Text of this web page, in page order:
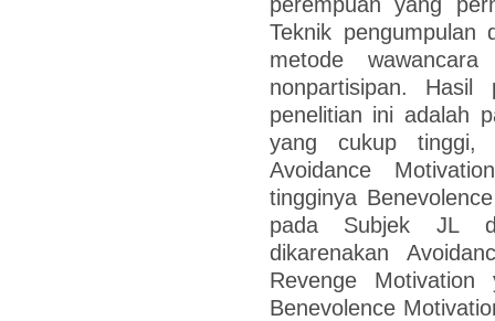
Teknik pengumpulan
metode
nonpartisipan. Hasil
penelitian ini adalah
yang cukup tinggi,
Avoidance
tingginya
pada Subjek JL
dikarenakan
Revenge
Benevolence